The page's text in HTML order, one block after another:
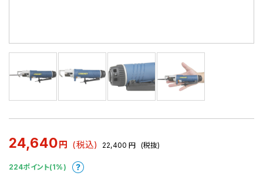
24,640 円 (税込) 22,400 円 (税抜)
224ポイント(1%)